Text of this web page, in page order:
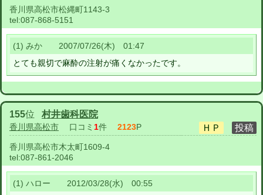
香川県高松市松縄町1143-3
tel:087-868-5151
(1) みか 2007/07/26(木) 01:47
とても親切で麻酔の注射が痛くなかったです。
155位 村井歯科医院
香川県高松市 口コミ 1件 2123P
香川県高松市木太町1609-4
tel:087-861-2046
(1) ハロー 2012/03/28(水) 00:55